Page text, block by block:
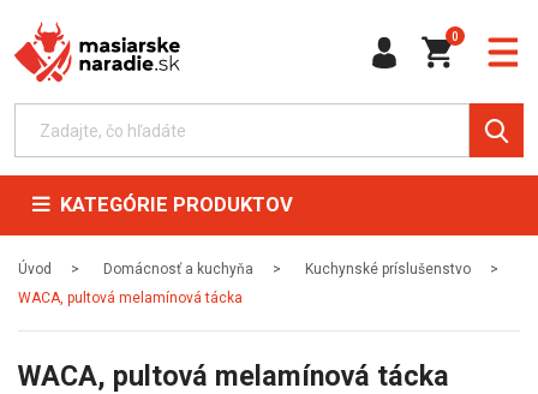
0
KATEGÓRIE PRODUKTOV
Úvod Domácnosť a kuchyňa
Kuchynské príslušenstvo
WACA, pultová melamínová tácka
WACA, pultová melamínová tácka